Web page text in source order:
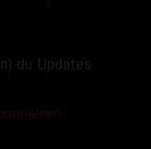
du Updates